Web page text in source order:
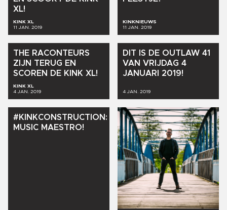
XL!
KINK XL
11 JAN. 2019
KINKNIEUWS
11 JAN. 2019
THE RACONTEURS
ZIJN TERUG EN
SCOREN
DE KINK XL!
KINK XL
4 JAN. 2019
DIT IS DE OUTLAW 41
VAN VRIJDAG 4
JANUARI
2019!
4 JAN. 2019
#KINKCONSTRUCTION:
MUSIC MAESTRO!